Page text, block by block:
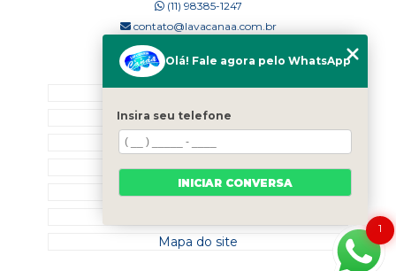
(11) 98385-1247
contato@lavacanaa.com.br
MENU
Quem Somos
Serviços
Contato
Mapa do site
1
Olá! Fale agora pelo WhatsApp
Insira seu telefone
INICIAR CONVERSA